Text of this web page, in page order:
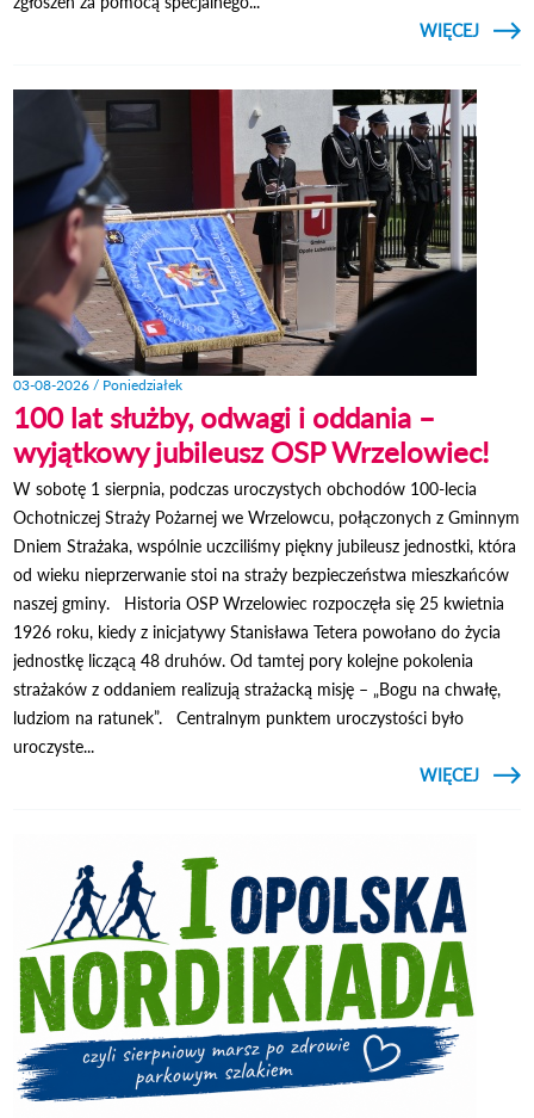
CZYTAJ
WIĘCEJ
03-08-2026 / Poniedziałek
100 lat służby, odwagi i oddania –
wyjątkowy jubileusz OSP Wrzelowiec!
W sobotę 1 sierpnia, podczas uroczystych obchodów 100-lecia
Ochotniczej Straży Pożarnej we Wrzelowcu, połączonych z Gminnym
Dniem Strażaka, wspólnie uczciliśmy piękny jubileusz jednostki, która
od wieku nieprzerwanie stoi na straży bezpieczeństwa mieszkańców
naszej gminy. Historia OSP Wrzelowiec rozpoczęła się 25 kwietnia
1926 roku, kiedy z inicjatywy Stanisława Tetera powołano do życia
jednostkę liczącą 48 druhów. Od tamtej pory kolejne pokolenia
strażaków z oddaniem realizują strażacką misję – „Bogu na chwałę,
ludziom na ratunek”. Centralnym punktem uroczystości było
uroczyste...
CZYTAJ
WIĘCEJ
O